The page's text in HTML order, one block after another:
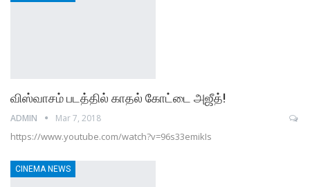
விஸ்வாசம் படத்தில் காதல் கோட்டை அஜீத்!
ADMIN Mar 7, 2018
https://www.youtube.com/watch?v=96s33emikIs
CINEMA NEWS